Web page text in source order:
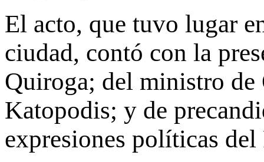
El acto, que tuvo lugar
ciudad, contó con la
Quiroga; del ministro de
Katopodis; y de
expresiones políticas